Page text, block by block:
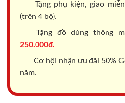
Tặng phụ kiện, giao
(trên 4 bộ).
Tặng đồ dùng thông
250.000đ.
Cơ hội nhận ưu đãi 50%
năm.